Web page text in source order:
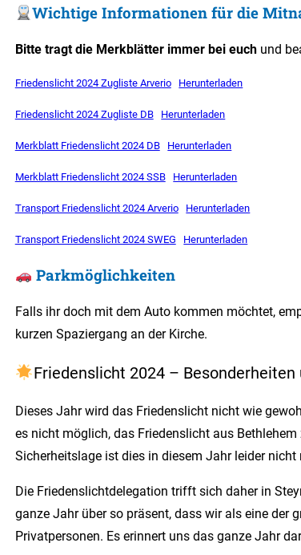
Wichtige Informationen für die
Bitte tragt die Merkblätter immer bei euchund
Friedenslicht 2024 Zugliste Arverio Herunterladen
Friedenslicht 2024 Zugliste DB Herunterladen
Merkblatt Friedenslicht 2024 DB Herunterladen
Merkblatt Friedenslicht 2024 SSB Herunterladen
Transport Friedenslicht 2024 Arverio Herunterladen
Transport Friedenslicht 2024 SWEG Herunterladen
Parkmöglichkeiten
Falls ihr doch mit dem Auto kommen möchtet,
kurzen Spaziergang an der Kirche.
Friedenslicht 2024 – Besonderheiten
Dieses Jahr wird das Friedenslicht nicht wie
es nicht möglich, das Friedenslicht aus
Sicherheitslage ist dies in diesem Jahr leider nicht
Die Friedenslichtdelegation trifft sich daher in
ganze Jahr über so präsent, dass wir als eine der
Privatpersonen. Es erinnert uns das ganze Jahr